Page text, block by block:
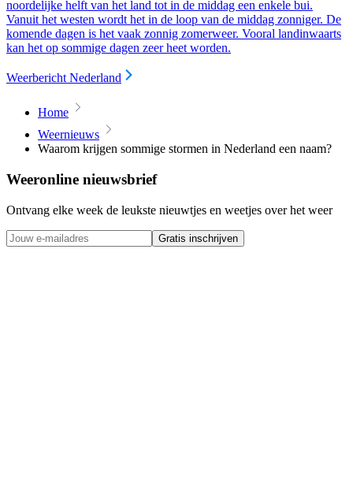
noordelijke helft van het land tot in de middag een enkele bui.
Vanuit het westen wordt het in de loop van de middag zonniger. De
komende dagen is het vaak zonnig zomerweer. Vooral landinwaarts
kan het op sommige dagen zeer heet worden.
Weerbericht Nederland
Home
Weernieuws
Waarom krijgen sommige stormen in Nederland een naam?
Weeronline nieuwsbrief
Ontvang elke week de leukste nieuwtjes en weetjes over het weer
Gratis inschrijven